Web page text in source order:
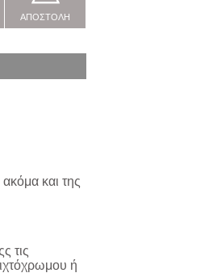
ΑΠΟΣΤΟΛΗ
ακόμα και της
τις
ή